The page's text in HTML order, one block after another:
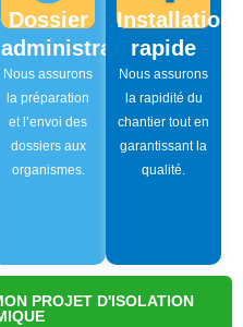
Dossier
administratif
Nous assurons
la préparation
et l’envoi des
dossiers aux
organismes.
Installation
rapide
Nous assurons
la rapidité du
chantier tout en
garantissant la
qualité.
PROJET D'ISOLATION